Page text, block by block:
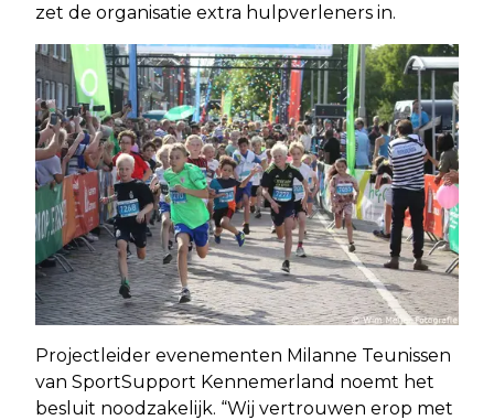
zet de organisatie extra hulpverleners in.
Projectleider evenementen Milanne Teunissen
van SportSupport Kennemerland noemt het
besluit noodzakelijk. “Wij vertrouwen erop met